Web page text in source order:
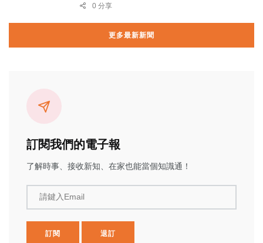
0 分享
更多最新新聞
訂閱我們的電子報
了解時事、接收新知、在家也能當個知識通！
請鍵入Email
訂閱 退訂